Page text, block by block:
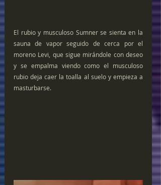
El rubio y musculoso Sumner se sienta en la
sauna de vapor seguido de cerca por el
moreno Levi, que sigue mirándole con deseo
y se empalma viendo como el musculoso
rubio deja caer la toalla al suelo y empieza a
masturbarse.